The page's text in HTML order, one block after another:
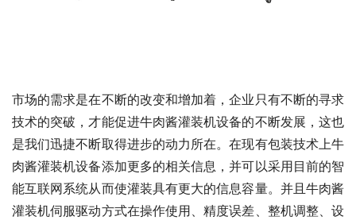
市场的需求是在不断的改变和增加着，企业只有不断的寻求
技术的突破，才能促进牛肉酱灌装机设备的不断发展，这也
是我们迅捷不断取得进步的动力所在。在现有包装技术上牛
肉酱灌装机设备添加更多的相关信息，并可以采用目前的智
能互联网系统从而使灌装具有更大的信息容量。并且牛肉酱
灌装机伺服驱动方式在操作使用、精度误差、整机调整、设